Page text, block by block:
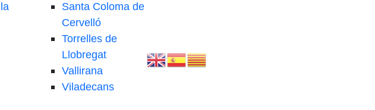
Santa Coloma de
Cervelló
Torrelles de
Llobregat
Vallirana
Viladecans